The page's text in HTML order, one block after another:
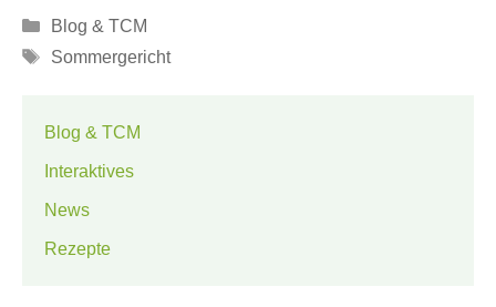
Kategorien
Blog & TCM
Schlagwörter
Sommergericht
Blog & TCM
Interaktives
News
Rezepte